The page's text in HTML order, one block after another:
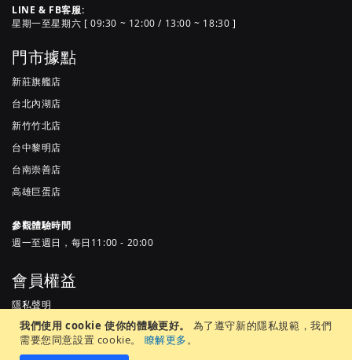
我們使用 cookie 使你的體驗更好。
為了遵守新的隱私規範，我們
需要您同意設置 cookie。
瞭解更多。
LINE & FB客服:
星期一至星期六 [ 09:30 ~ 12:00 / 13:00 ~ 18:30 ]
門市據點
新莊旗艦店
台北內湖店
新竹竹北店
台中黎明店
台南崇善店
高雄巨蛋店
參觀體驗時間
週一至週日，每日11:00 - 20:00
會員權益
隱私聲明
服務條款
常見問題